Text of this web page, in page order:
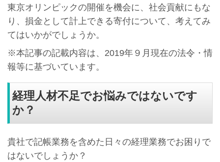
東京オリンピックの開催を機会に、社会貢献にもな
り、損金として計上できる寄付について、考えてみ
てはいかがでしょうか。
※本記事の記載内容は、2019年９月現在の法令・情
報等に基づいています。
経理人材不足でお悩みではないです
か？
貴社で記帳業務を含めた日々の経理業務でお困りで
はないでしょうか？